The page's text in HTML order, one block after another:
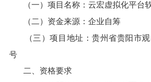
（一）项目名称：云宏虚拟化平台
（二）资金来源：企业自筹
（三）项目地址：贵州省贵阳市
号
二、资格要求